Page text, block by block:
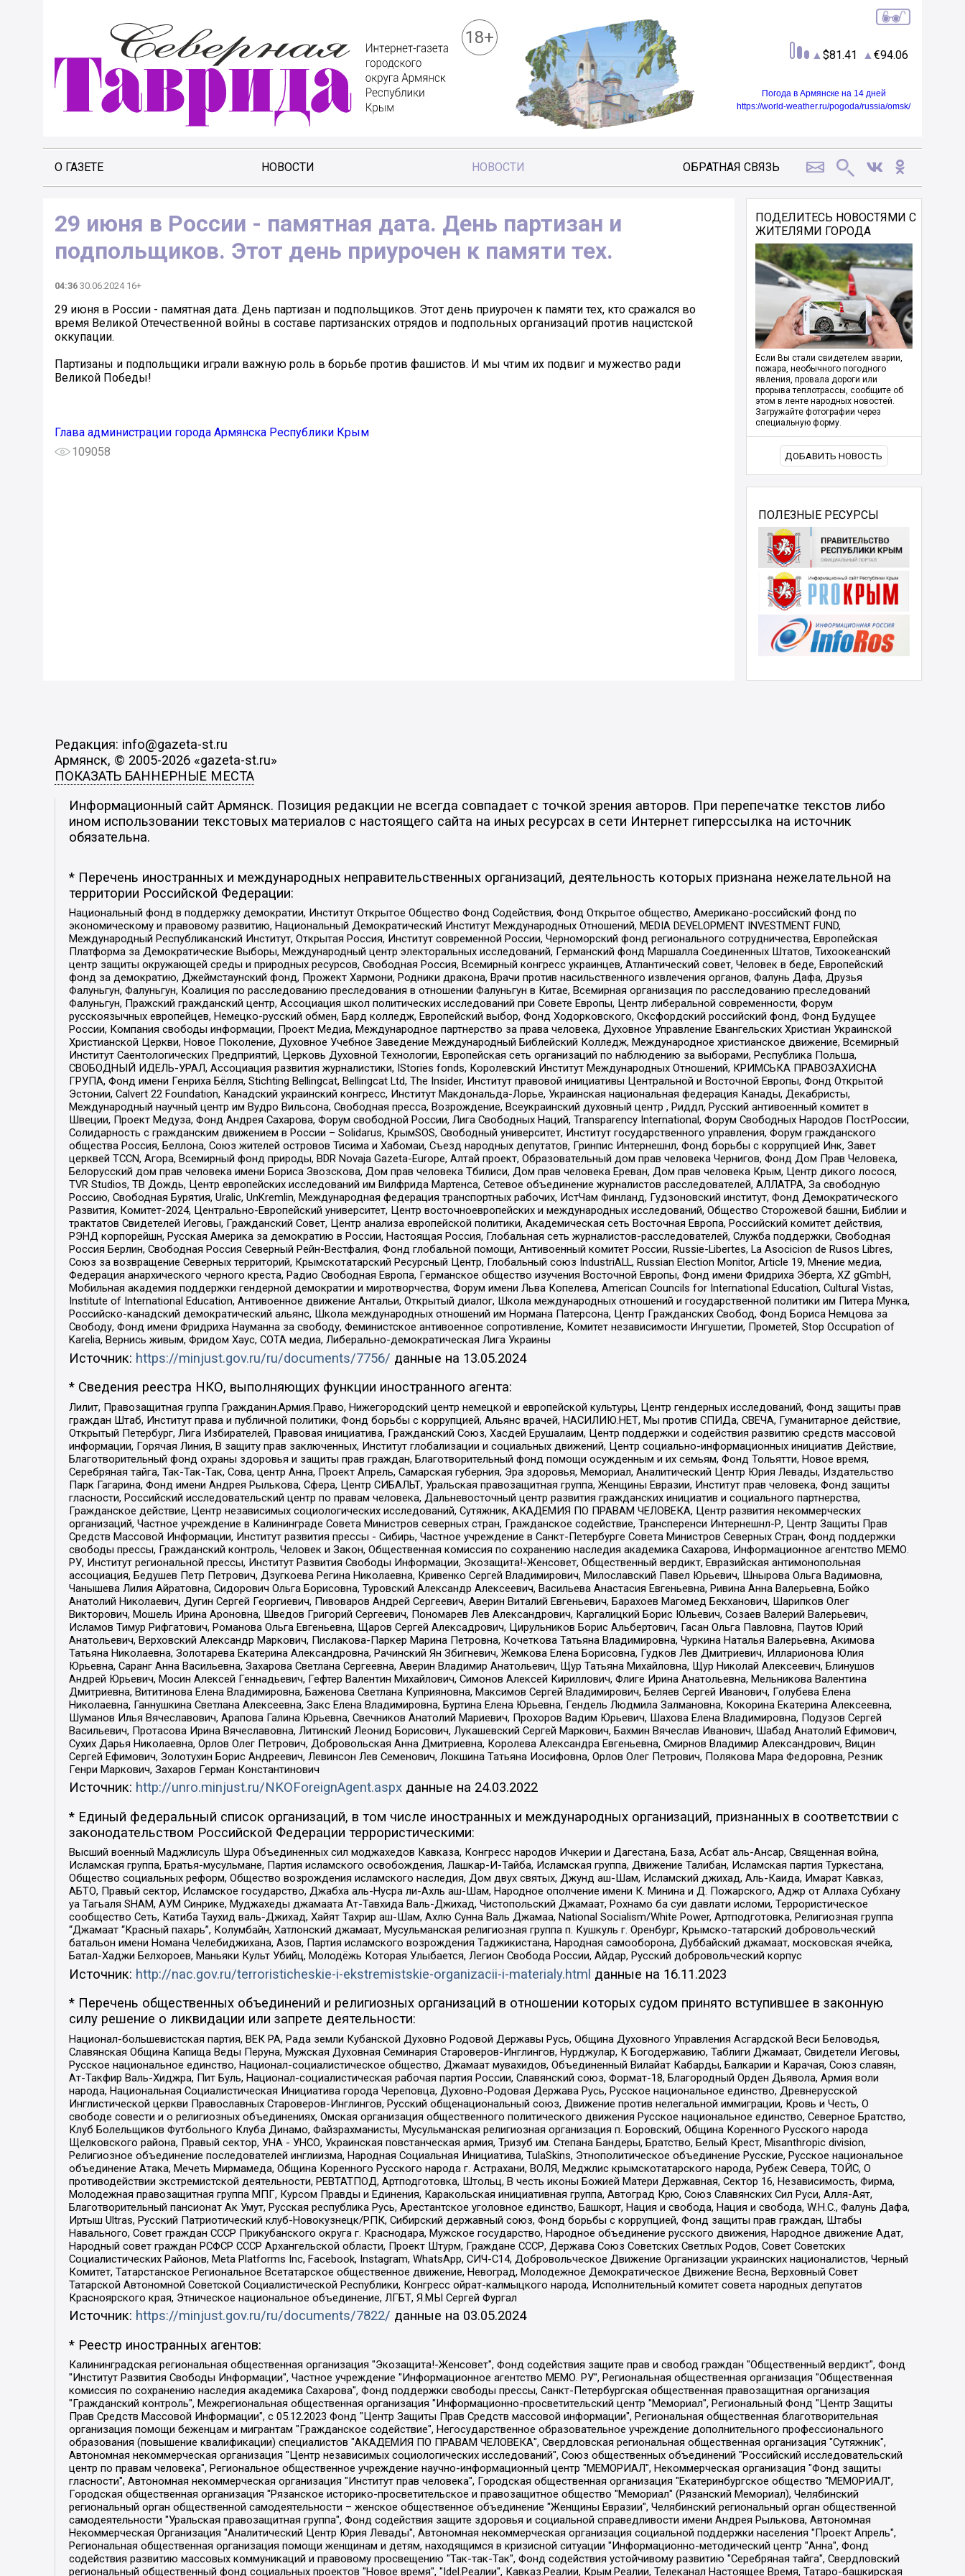
18+
81.41 94.06
Погода в Армянске на 14 дней
https://world-weather.ru/pogoda/russia/omsk/
О ГАЗЕТЕ НОВОСТИ НОВОСТИ ОБРАТНАЯ СВЯЗЬ
29 июня в России - памятная дата. День партизан и
подпольщиков. Этот день приурочен к памяти тех.
04:36 30.06.2024 16+
29 июня в России - памятная дата. День партизан и подпольщиков. Этот день приурочен к памяти тех, кто сражался во
время Великой Отечественной войны в составе партизанских отрядов и подпольных организаций против нацистской
оккупации.
Партизаны и подпольщики играли важную роль в борьбе против фашистов. И мы чтим их подвиг и мужество ради
Великой Победы!
Глава администрации города Армянска Республики Крым
109058
ПОДЕЛИТЕСЬ НОВОСТЯМИ С
ЖИТЕЛЯМИ ГОРОДА
Если Вы стали свидетелем аварии,
пожара, необычного погодного
явления, провала дороги или
прорыва теплотрассы, сообщите об
этом в ленте народных новостей.
Загружайте фотографии через
специальную форму.
ДОБАВИТЬ НОВОСТЬ
ПОЛЕЗНЫЕ РЕСУРСЫ
Редакция: info@gazeta-st.ru
Армянск, © 2005-2026 «gazeta-st.ru»
ПОКАЗАТЬ БАННЕРНЫЕ МЕСТА
Информационный сайт Армянск. Позиция редакции не всегда совпадает с точкой зрения авторов. При перепечатке текстов либо
ином использовании текстовых материалов с настоящего сайта на иных ресурсах в сети Интернет гиперссылка на источник
обязательна.
* Перечень иностранных и международных неправительственных организаций, деятельность которых признана нежелательной на
территории Российской Федерации:
Национальный фонд в поддержку демократии, Институт Открытое Общество Фонд Содействия, Фонд Открытое общество, Американо-российский фонд по
экономическому и правовому развитию, Национальный Демократический Институт Международных Отношений, MEDIA DEVELOPMENT INVESTMENT FUND,
Международный Республиканский Институт, Открытая Россия, Институт современной России, Черноморский фонд регионального сотрудничества, Европейская
Платформа за Демократические Выборы, Международный центр электоральных исследований, Германский фонд Маршалла Соединенных Штатов, Тихоокеанский
центр защиты окружающей среды и природных ресурсов, Свободная Россия, Всемирный конгресс украинцев, Атлантический совет, Человек в беде, Европейский
фонд за демократию, Джеймстаунский фонд, Прожект Хармони, Родники дракона, Врачи против насильственного извлечения органов, Фалунь Дафа, Друзья
Фалуньгун, Фалуньгун, Коалиция по расследованию преследования в отношении Фалуньгун в Китае, Всемирная организация по расследованию преследований
Фалуньгун, Пражский гражданский центр, Ассоциация школ политических исследований при Совете Европы, Центр либеральной современности, Форум
русскоязычных европейцев, Немецко-русский обмен, Бард колледж, Европейский выбор, Фонд Ходорковского, Оксфордский российский фонд, Фонд Будущее
России, Компания свободы информации, Проект Медиа, Международное партнерство за права человека, Духовное Управление Евангельских Христиан Украинской
Христианской Церкви, Новое Поколение, Духовное Учебное Заведение Международный Библейский Колледж, Международное христианское движение, Всемирный
Институт Саентологических Предприятий, Церковь Духовной Технологии, Европейская сеть организаций по наблюдению за выборами, Республика Польша,
СВОБОДНЫЙ ИДЕЛЬ-УРАЛ, Ассоциация развития журналистики, IStories fonds, Королевский Институт Международных Отношений, КРИМСЬКА ПРАВОЗАХИСНА
ГРУПА, Фонд имени Генриха Бёлля, Stichting Bellingcat, Bellingcat Ltd, The Insider, Институт правовой инициативы Центральной и Восточной Европы, Фонд Открытой
Эстонии, Calvert 22 Foundation, Канадский украинский конгресс, Институт Макдональда-Лорье, Украинская национальная федерация Канады, Декабристы,
Международный научный центр им Вудро Вильсона, Свободная пресса, Возрождение, Всеукраинский духовный центр , Риддл, Русский антивоенный комитет в
Швеции, Проект Медуза, Фонд Андрея Сахарова, Форум свободной России, Лига Свободных Наций, Transparеncy International, Форум Свободных Народов ПостРоссии,
Солидарность с гражданским движением в России – Solidarus, КрымSOS, Свободный университет, Институт государственного управления, Форум гражданского
общества Россия, Беллона, Союз жителей островов Тисима и Хабомаи, Съезд народных депутатов, Гринпис Интернешнл, Фонд борьбы с коррупцией Инк, Завет
церквей TCCN, Агора, Всемирный фонд природы, BDR Novaja Gazeta-Europe, Алтай проект, Образовательный дом прав человека Чернигов, Фонд Дом Прав Человека,
Белорусский дом прав человека имени Бориса Звозскова, Дом прав человека Тбилиси, Дом прав человека Ереван, Дом прав человека Крым, Центр дикого лосося,
TVR Studios, ТВ Дождь, Центр европейских исследований им Вилфрида Мартенса, Сетевое объединение журналистов расследователей, АЛЛАТРА, За свободную
Россию, Свободная Бурятия, Uralic, UnKremlin, Международная федерация транспортных рабочих, ИстЧам Финланд, Гудзоновский институт, Фонд Демократического
Развития, Комитет-2024, Центрально-Европейский университет, Центр восточноевропейских и международных исследований, Общество Сторожевой башни, Библии и
трактатов Свидетелей Иеговы, Гражданский Совет, Центр анализа европейской политики, Академическая сеть Восточная Европа, Российский комитет действия,
РЭНД корпорейшн, Русская Америка за демократию в России, Настоящая Россия, Глобальная сеть журналистов-расследователей, Служба поддержки, Свободная
Россия Берлин, Свободная Россия Северный Рейн-Вестфалия, Фонд глобальной помощи, Антивоенный комитет России, Russie-Libertes, La Asocicion de Rusos Libres,
Союз за возвращение Северных территорий, Крымскотатарский Ресурсный Центр, Глобальный союз IndustriALL, Russian Election Monitor, Article 19, Мнение медиа,
Федерация анархического черного креста, Радио Свободная Европа, Германское общество изучения Восточной Европы, Фонд имени Фридриха Эберта, XZ gGmbH,
Мобильная академия поддержки гендерной демократии и миротворчества, Форум имени Льва Копелева, American Councils for International Education, Cultural Vistas,
Institute of International Education, Антивоенное движение Антальи, Открытый диалог, Школа международных отношений и государственной политики им Питера Мунка,
Российско-канадский демократический альянс, Школа международных отношений им Нормана Патерсона, Центр Гражданских Свобод, Фонд Бориса Немцова за
Свободу, Фонд имени Фридриха Науманна за свободу, Феминистское антивоенное сопротивление, Комитет независимости Ингушетии, Прометей, Stop Occupation of
Karelia, Вернись живым, Фридом Хаус, СОТА медиа, Либерально-демократическая Лига Украины
Источник: https://minjust.gov.ru/ru/documents/7756/ данные на 13.05.2024
* Сведения реестра НКО, выполняющих функции иностранного агента:
Лилит, Правозащитная группа Гражданин.Армия.Право, Нижегородский центр немецкой и европейской культуры, Центр гендерных исследований, Фонд защиты прав
граждан Штаб, Институт права и публичной политики, Фонд борьбы с коррупцией, Альянс врачей, НАСИЛИЮ.НЕТ, Мы против СПИДа, СВЕЧА, Гуманитарное действие,
Открытый Петербург, Лига Избирателей, Правовая инициатива, Гражданский Союз, Хасдей Ерушалаим, Центр поддержки и содействия развитию средств массовой
информации, Горячая Линия, В защиту прав заключенных, Институт глобализации и социальных движений, Центр социально-информационных инициатив Действие,
Благотворительный фонд охраны здоровья и защиты прав граждан, Благотворительный фонд помощи осужденным и их семьям, Фонд Тольятти, Новое время,
Серебряная тайга, Так-Так-Так, Сова, центр Анна, Проект Апрель, Самарская губерния, Эра здоровья, Мемориал, Аналитический Центр Юрия Левады, Издательство
Парк Гагарина, Фонд имени Андрея Рылькова, Сфера, Центр СИБАЛЬТ, Уральская правозащитная группа, Женщины Евразии, Институт прав человека, Фонд защиты
гласности, Российский исследовательский центр по правам человека, Дальневосточный центр развития гражданских инициатив и социального партнерства,
Гражданское действие, Центр независимых социологических исследований, Сутяжник, АКАДЕМИЯ ПО ПРАВАМ ЧЕЛОВЕКА, Центр развития некоммерческих
организаций, Частное учреждение в Калининграде Совета Министров северных стран, Гражданское содействие, Трансперенси Интернешнл-Р, Центр Защиты Прав
Средств Массовой Информации, Институт развития прессы - Сибирь, Частное учреждение в Санкт-Петербурге Совета Министров Северных Стран, Фонд поддержки
свободы прессы, Гражданский контроль, Человек и Закон, Общественная комиссия по сохранению наследия академика Сахарова, Информационное агентство МЕМО.
РУ, Институт региональной прессы, Институт Развития Свободы Информации, Экозащита!-Женсовет, Общественный вердикт, Евразийская антимонопольная
ассоциация, Бедушев Петр Петрович, Дзугкоева Регина Николаевна, Кривенко Сергей Владимирович, Милославский Павел Юрьевич, Шнырова Ольга Вадимовна,
Чанышева Лилия Айратовна, Сидорович Ольга Борисовна, Туровский Александр Алексеевич, Васильева Анастасия Евгеньевна, Ривина Анна Валерьевна, Бойко
Анатолий Николаевич, Дугин Сергей Георгиевич, Пивоваров Андрей Сергеевич, Аверин Виталий Евгеньевич, Барахоев Магомед Бекханович, Шарипков Олег
Викторович, Мошель Ирина Ароновна, Шведов Григорий Сергеевич, Пономарев Лев Александрович, Каргалицкий Борис Юльевич, Созаев Валерий Валерьевич,
Исламов Тимур Рифгатович, Романова Ольга Евгеньевна, Щаров Сергей Алексадрович, Цирульников Борис Альбертович, Гасан Ольга Павловна, Паутов Юрий
Анатольевич, Верховский Александр Маркович, Пислакова-Паркер Марина Петровна, Кочеткова Татьяна Владимировна, Чуркина Наталья Валерьевна, Акимова
Татьяна Николаевна, Золотарева Екатерина Александровна, Рачинский Ян Збигневич, Жемкова Елена Борисовна, Гудков Лев Дмитриевич, Илларионова Юлия
Юрьевна, Саранг Анна Васильевна, Захарова Светлана Сергеевна, Аверин Владимир Анатольевич, Щур Татьяна Михайловна, Щур Николай Алексеевич, Блинушов
Андрей Юрьевич, Мосин Алексей Геннадьевич, Гефтер Валентин Михайлович, Симонов Алексей Кириллович, Флиге Ирина Анатольевна, Мельникова Валентина
Дмитриевна, Вититинова Елена Владимировна, Баженова Светлана Куприяновна, Максимов Сергей Владимирович, Беляев Сергей Иванович, Голубева Елена
Николаевна, Ганнушкина Светлана Алексеевна, Закс Елена Владимировна, Буртина Елена Юрьевна, Гендель Людмила Залмановна, Кокорина Екатерина Алексеевна,
Шуманов Илья Вячеславович, Арапова Галина Юрьевна, Свечников Анатолий Мариевич, Прохоров Вадим Юрьевич, Шахова Елена Владимировна, Подузов Сергей
Васильевич, Протасова Ирина Вячеславовна, Литинский Леонид Борисович, Лукашевский Сергей Маркович, Бахмин Вячеслав Иванович, Шабад Анатолий Ефимович,
Сухих Дарья Николаевна, Орлов Олег Петрович, Добровольская Анна Дмитриевна, Королева Александра Евгеньевна, Смирнов Владимир Александрович, Вицин
Сергей Ефимович, Золотухин Борис Андреевич, Левинсон Лев Семенович, Локшина Татьяна Иосифовна, Орлов Олег Петрович, Полякова Мара Федоровна, Резник
Генри Маркович, Захаров Герман Константинович
Источник: http://unro.minjust.ru/NKOForeignAgent.aspxданные на 24.03.2022
* Единый федеральный список организаций, в том числе иностранных и международных организаций, признанных в соответствии с
законодательством Российской Федерации террористическими:
Высший военный Маджлисуль Шура Объединенных сил моджахедов Кавказа, Конгресс народов Ичкерии и Дагестана, База, Асбат аль-Ансар, Священная война,
Исламская группа, Братья-мусульмане, Партия исламского освобождения, Лашкар-И-Тайба, Исламская группа, Движение Талибан, Исламская партия Туркестана,
Общество социальных реформ, Общество возрождения исламского наследия, Дом двух святых, Джунд аш-Шам, Исламский джихад, Аль-Каида, Имарат Кавказ,
АБТО, Правый сектор, Исламское государство, Джабха аль-Нусра ли-Ахль аш-Шам, Народное ополчение имени К. Минина и Д. Пожарского, Аджр от Аллаха Субхану
уа Тагьаля SHAM, АУМ Синрике, Муджахеды джамаата Ат-Тавхида Валь-Джихад, Чистопольский Джамаат, Рохнамо ба суи давлати исломи, Террористическое
сообщество Сеть, Катиба Таухид валь-Джихад, Хайят Тахрир аш-Шам, Ахлю Сунна Валь Джамаа, National Socialism/White Power, Артподготовка, Религиозная группа
“Джамаат “Красный пахарь”, Колумбайн, Хатлонский джамаат, Мусульманская религиозная группа п. Кушкуль г. Оренбург, Крымско-татарский добровольческий
батальон имени Номана Челебиджихана, Азов, Партия исламского возрождения Таджикистана, Народная самооборона, Дуббайский джамаат, московская ячейка,
Батал-Хаджи Белхороев, Маньяки Культ Убийц, Молодёжь Которая Улыбается, Легион Свобода России, Айдар, Русский добровольческий корпус
Источник: http://nac.gov.ru/terroristicheskie-i-ekstremistskie-organizacii-i-materialy.html данные на 16.11.2023
* Перечень общественных объединений и религиозных организаций в отношении которых судом принято вступившее в законную
силу решение о ликвидации или запрете деятельности:
Национал-большевистская партия, ВЕК РА, Рада земли Кубанской Духовно Родовой Державы Русь, Община Духовного Управления Асгардской Веси Беловодья,
Славянская Община Капища Веды Перуна, Мужская Духовная Семинария Староверов-Инглингов, Нурджулар, К Богодержавию, Таблиги Джамаат, Свидетели Иеговы,
Русское национальное единство, Национал-социалистическое общество, Джамаат мувахидов, Объединенный Вилайат Кабарды, Балкарии и Карачая, Союз славян,
Ат-Такфир Валь-Хиджра, Пит Буль, Национал-социалистическая рабочая партия России, Славянский союз, Формат-18, Благородный Орден Дьявола, Армия воли
народа, Национальная Социалистическая Инициатива города Череповца, Духовно-Родовая Держава Русь, Русское национальное единство, Древнерусской
Инглистической церкви Православных Староверов-Инглингов, Русский общенациональный союз, Движение против нелегальной иммиграции, Кровь и Честь, О
свободе совести и о религиозных объединениях, Омская организация общественного политического движения Русское национальное единство, Северное Братство,
Клуб Болельщиков Футбольного Клуба Динамо, Файзрахманисты, Мусульманская религиозная организация п. Боровский, Община Коренного Русского народа
Щелковского района, Правый сектор, УНА - УНСО, Украинская повстанческая армия, Тризуб им. Степана Бандеры, Братство, Белый Крест, Misanthropic division,
Религиозное объединение последователей инглиизма, Народная Социальная Инициатива, TulaSkins, Этнополитическое объединение Русские, Русское национальное
объединение Атака, Мечеть Мирмамеда, Община Коренного Русского народа г. Астрахани, ВОЛЯ, Меджлис крымскотатарского народа, Рубеж Севера, ТОЙС, О
противодействии экстремистской деятельности, РЕВТАТПОД, Артподготовка, Штольц, В честь иконы Божией Матери Державная, Сектор 16, Независимость, Фирма,
Молодежная правозащитная группа МПГ, Курсом Правды и Единения, Каракольская инициативная группа, Автоград Крю, Союз Славянских Сил Руси, Алля-Аят,
Благотворительный пансионат Ак Умут, Русская республика Русь, Арестантское уголовное единство, Башкорт, Нация и свобода, Нация и свобода, W.H.С., Фалунь Дафа,
Иртыш Ultras, Русский Патриотический клуб-Новокузнецк/РПК, Сибирский державный союз, Фонд борьбы с коррупцией, Фонд защиты прав граждан, Штабы
Навального, Совет граждан СССР Прикубанского округа г. Краснодара, Мужское государство, Народное объединение русского движения, Народное движение Адат,
Народный совет граждан РСФСР СССР Архангельской области, Проект Штурм, Граждане СССР, Держава Союз Советских Светлых Родов, Совет Советских
Социалистических Районов, Meta Platforms Inc, Facebook, Instagram, WhatsApp, СИЧ-С14, Добровольческое Движение Организации украинских националистов, Черный
Комитет, Татарстанское Региональное Всетатарское общественное движение, Невоград, Молодежное Демократическое Движение Весна, Верховный Совет
Татарской Автономной Советской Социалистической Республики, Конгресс ойрат-калмыцкого народа, Исполнительный комитет совета народных депутатов
Красноярского края, Этническое национальное объединение, ЛГБТ, Я.МЫ Сергей Фургал
Источник: https://minjust.gov.ru/ru/documents/7822/ данные на 03.05.2024
* Реестр иностранных агентов:
Калининградская региональная общественная организация "Экозащита!-Женсовет", Фонд содействия защите прав и свобод граждан "Общественный вердикт", Фонд "Институт Развития Свободы Информации", Частное учреждение "Информационное агентство МЕМО. РУ", Региональная общественная организация "Общественная комиссия по сохранению наследия академика Сахарова", Фонд поддержки свободы прессы, Санкт-Петербургская общественная правозащитная организация "Гражданский контроль", Межрегиональная общественная организация "Информационно-просветительский центр "Мемориал", Региональный Фонд "Центр Защиты Прав Средств Массовой Информации", с 05.12.2023 Фонд "Центр Защиты Прав Средств массовой информации", Региональная общественная благотворительная организация помощи беженцам и мигрантам "Гражданское содействие", Негосударственное образовательное учреждение дополнительного профессионального образования (повышение квалификации) специалистов "АКАДЕМИЯ ПО ПРАВАМ ЧЕЛОВЕКА", Свердловская региональная общественная организация "Сутяжник", Автономная некоммерческая организация "Центр независимых социологических исследований", Союз общественных объединений "Российский исследовательский центр по правам человека", Региональное общественное учреждение научно-информационный центр "МЕМОРИАЛ", Некоммерческая организация "Фонд защиты гласности", Автономная некоммерческая организация "Институт прав человека", Городская общественная организация "Екатеринбургское общество "МЕМОРИАЛ", Городская общественная организация "Рязанское историко-просветительское и правозащитное общество "Мемориал" (Рязанский Мемориал), Челябинский региональный орган общественной самодеятельности – женское общественное объединение "Женщины Евразии", Челябинский региональный орган общественной самодеятельности "Уральская правозащитная группа", Фонд содействия защите здоровья и социальной справедливости имени Андрея Рылькова, Автономная Некоммерческая Организация "Аналитический Центр Юрия Левады", Автономная некоммерческая организация социальной поддержки населения "Проект Апрель", Региональная общественная организация помощи женщинам и детям, находящимся в кризисной ситуации "Информационно-методический центр "Анна", Фонд содействия развитию массовых коммуникаций и правовому просвещению "Так-так-Так", Фонд содействия устойчивому развитию "Серебряная тайга", Свердловский региональный общественный фонд социальных проектов "Новое время", "Idel.Реалии", Кавказ.Реалии, Крым.Реалии, Телеканал Настоящее Время, Татаро-башкирская служба Радио Свобода (Azatliq Radiosi), Радио Свободная Европа/Радио Свобода (PCE/PC), "Сибирь.Реалии", "Фактограф", Благотворительный фонд помощи осужденным и их семьям, Автономная некоммерческая организация "Институт глобализации и социальных движений", Фонд "В защиту прав заключенных", Частное учреждение "Центр поддержки и содействия развитию средств массовой информации", Пензенский региональный общественный благотворительный фонд "Гражданский союз", "Север.Реалии", Некоммерческая организация Фонд "Правовая инициатива", Общество с ограниченной ответственностью "Радио Свободная Европа/Радио Свобода", Чешское информационное агентство "MEDIUM-ORIENT", Красноярская региональная общественная организация "Мы против СПИДа", Камалягин Денис Николаевич, Маркелов Сергей Евгеньевич, Пономарев Лев Александрович, Савицкая Людмила Алексеевна, Автономная некоммерческая организация "Центр по работе с проблемой насилия "НАСИЛИЮ.НЕТ", Межрегиональный профессиональный союз работников здравоохранения "Альянс врачей", Юридическое лицо, зарегистрированное в Латвийской Республике, SIA "Medusa Project" (регистрационный номер 40103797863, дата регистрации 10.06.2014), Некоммерческая организация "Фонд по борьбе с коррупцией", Автономная некоммерческая организация "Институт права и публичной политики", Баданин Роман Сергеевич, Гликин Максим Александрович, Железнова Мария Михайловна, Лукьянова Юлия Сергеевна, Маетная Елизавета Витальевна, Маняхин Петр Борисович, Чуракова Ольга Владимировна, Ярош Юлия Петровна, Юридическое лицо "The Insider SIA", зарегистрированное в Риге, Латвийская Республика (дата регистрации 26.06.2015), являющееся администратором доменного имени интернет-издания "The Insider SIA", https://theins.ru, Постернак Алексей Евгеньевич, Рубин Михаил Аркадьевич, Анин Роман Александрович, Юридическое лицо Istories fonds, зарегистрированное в Латвийской Республике (регистрационный номер 50008295751, дата регистрации 24.02.2020), Великовский Дмитрий Александрович, Долинина Ирина Николаевна, Мароховская Алеся Алексеевна, Шлейнов Роман Юрьевич, Шмагун Олеся Валентиновна, Общество с ограниченной ответственностью "Альтаир 2021", Общество с ограниченной ответственностью "Вега 2021", Общество с ограниченной ответственностью "Главный редактор 2021", Общество с ограниченной ответственностью "Ромашки монолит", Важенков Артем Валерьевич, Ивановская областная общественная организация "Центр гендерных исследований", Гурман Юрий Альбертович, Медиапроект "ОВД-Инфо", Егоров Владимир Владимирович, Жилинский Владимир Александрович, Общество с ограниченной ответственностью "ЗП", Иванова София Юрьевна, Карезина Инна Павловна, Кильтау Екатерина Викторовна, Петров Алексей Викторович, Пискунов Сергей Евгеньевич, Смирнов Сергей Сергеевич, Тихонов Михаил Сергеевич, Общество с ограниченной ответственностью "ЖУРНАЛИСТ-ИНОСТРАННЫЙ АГЕНТ", Арапова Галина Юрьевна, Вольтская Татьяна Анатольевна, Американская компания "Mason G.E.S. Anonymous Foundation" (США), являющаяся владельцем интернет-издания https://mnews.world/, Компания "Stichting Bellingcat", зарегистрированная в Нидерландах (дата регистрации 11.07.2018), Захаров Андрей Вячеславович, Клепиковская Екатерина Дмитриевна, Общество с ограниченной ответственностью "МЕМО", Перл Роман Александрович, Симонов Евгений Алексеевич, Соловьева Елена Анатольевна, Сотников Даниил Владимирович, Сурначева Елизавета Дмитриевна, Автономная некоммерческая организация по защите прав человека и информированию населения "Якутия – Наше Мнение", Общество с ограниченной ответственностью "Москоу диджитал медиа", с 26.01.2023 Общество с ограниченной ответственностью "Чайка Белые сады", Ветошкина Валерия Валерьевна, Заговора Максим Александрович, Межрегиональное общественное движение "Российская ЛГБТ - сеть", Оленичев Максим Владимирович, Павлов Иван Юрьевич, Скворцова Елена Сергеевна, Общество с ограниченной ответственностью "Как бы инагент", Кочетков Игорь Викторович, Общество с ограниченной ответственностью "Честные выборы", Еланчик Олег Александрович, Общество с ограниченной ответственностью "Нобелевский призыв", Гималова Регина Эмилевна, Григорьев Андрей Валерьевич, Григорьева Алина Александровна, Ассоциация по содействию защите прав призывников, альтернативнослужащих и военнослужащих "Правозащитная группа "Гражданин.Армия.Право", Хисамова Регина Фаритовна, Автономная некоммерческая организация по реализации социально-правовых программ "Лилит", Дальневосточное общественное движение "Маяк", Санкт-Петербургская ЛГБТ-инициативная группа "Выход", Инициативная группа ЛГБТ+ "Реверс", Алексеев Андрей Викторович, Бекбулатова Таисия Львовна, Беляев Иван Михайлович, Владыкина Елена Сергеевна, Гельман Марат Александрович, Никульшина Вероника Юрьевна, Толоконникова Надежда Андреевна, Шендерович Виктор Анатольевич, Общество с ограниченной ответственностью "Данное сообщение", Общество с ограниченной ответственностью Издательский дом "Новая глава", Айнбиндер Александра Александровна, Московский комьюнити-центр для ЛГБТ+инициатив, Благотворительный фонд развития филантропии, Deutsche Welle (Германия, Kurt-Schumacher-Strasse 3, 53113 Bonn), Борзунова Мария Михайловна, Воробьев Виктор Викторович, Голубева Анна Львовна, Константинова Алла Михайловна, Малкова Ирина Владимировна, Мурадов Мурад Абдулгалимович, Осетинская Елизавета Николаевна, Понасенков Евгений Николаевич, Ганапольский Матвей Юрьевич, Киселев Евгений Алексеевич, Борухович Ирина Григорьевна, Дремин Иван Тимофеевич, Дубровский Дмитрий Викторович, Красноярская региональная общественная организация поддержки и развития альтернативных образовательных технологий и межкультурных коммуникаций "ИНТЕРРА", Маяковская Екатерина Алексеевна, Фейгин Марк Захарович, Филимонов Андрей Викторович, Дзугкоева Регина Николаевна, Доброхотов Роман Александрович, Дудь Юрий Александрович, Елкин Сергей Владимирович, Кругликов Кирилл Игоревич, Сабунаева Мария Леонидовна, Семенов Алексей Владимирович, Шаинян Карен Багратович, Шульман Екатерина Михайловна, Асафьев Артур Валерьевич, Вахштайн Виктор Семенович, Венедиктов Алексей Алексеевич, Лушникова Екатерина Евгеньевна, Волков Леонид Михайлович, Невзоров Александр Глебович, Пархоменко Сергей Борисович, Сироткин Ярослав Николаевич, Кара-Мурза Владимир Владимирович, Баранова Наталья Владимировна, Гозман Леонид Яковлевич, Кагарлицкий Борис Юльевич, Климарев Михаил Валерьевич, Милов Владимир Станиславович, Автономная некоммерческая организация Краснодарский центр современного искусства "Типография", Моргенштерн Алишер Тагирович, Соболь Любовь Эдуардовна, Общество с ограниченной ответственностью "ЛИЗА НОРМ", Каспаров Гарри Кимович, Ходорковский Михаил Борисович, Общество с ограниченной ответственностью "Апрельские тезисы", Данилович Ирина Брониславовна, Кашин Олег Владимирович, Петров Николай Владимирович, Пивоваров Алексей Владимирович, Соколов Михаил Владимирович, Цветкова Юлия Владимировна, Чичваркин Евгений Александрович, Комитет против пыток/Команда против пыток, Общество с ограниченной ответственностью "Первый научный", Общество с ограниченной ответственностью "Вертолет и ко", Белоцерковская Вероника Борисовна, Кац Максим Евгеньевич, Лазарева Татьяна Юрьевна, Шаведдинов Руслан Табризович, Яшин Илья Валерьевич, Общество с ограниченной ответственностью "Иноагент ААВ", Алешковский Дмитрий Петрович, Альбац Евгения Марковна, Быков Дмитрий Львович, Галямина Юлия Евгеньевна, Лойко Сергей Леонидович, Мартынов Кирилл Константинович, Медведев Сергей Александрович, Крашенинников Федор Геннадиевич, Гордеева Катерина Вл